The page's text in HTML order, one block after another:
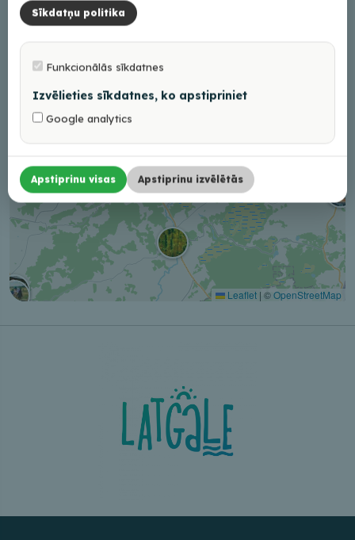
Leaflet | ©OpenStreetMap
Sīkdatņu politika
Funkcionālās sīkdatnes
Izvēlieties sīkdatnes, ko apstipriniet
Google analytics
Apstiprinu visas Apstiprinu izvēlētās